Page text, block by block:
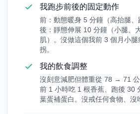
我跑步前後的固定動作
前：動態暖身 5 分鐘（高抬腿、
後：靜態伸展 10 分鐘（小腿、
肌）。沒做這個我前 3 個月小
拐。
我的飲食調整
沒刻意減肥但體重從 78 → 71
前 1 小時吃 1 根香蕉、跑後 30
葉蛋補蛋白。沒戒任何食物、沒